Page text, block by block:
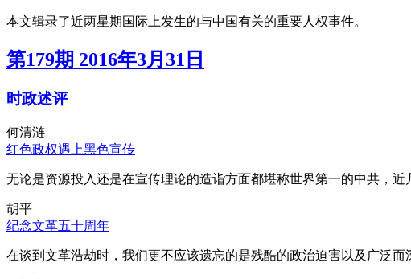
本文辑录了近两星期国际上发生的与中国有关的重要人权事件。
第179期 2016年3月31日
时政述评
何清涟
红色政权遇上黑色宣传
无论是资源投入还是在宣传理论的造诣方面都堪称世界第一的中共，近
胡平
纪念文革五十周年
在谈到文革浩劫时，我们更不应该遗忘的是残酷的政治迫害以及广泛